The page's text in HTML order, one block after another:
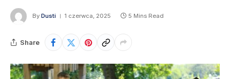
By Dusti 1 czerwca, 2025 5 Mins Read
Share